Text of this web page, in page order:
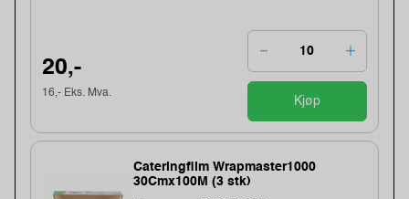
20,-
16,- Eks. Mva.
Kjøp
Cateringfilm Wrapmaster1000
30Cmx100M (3 stk)